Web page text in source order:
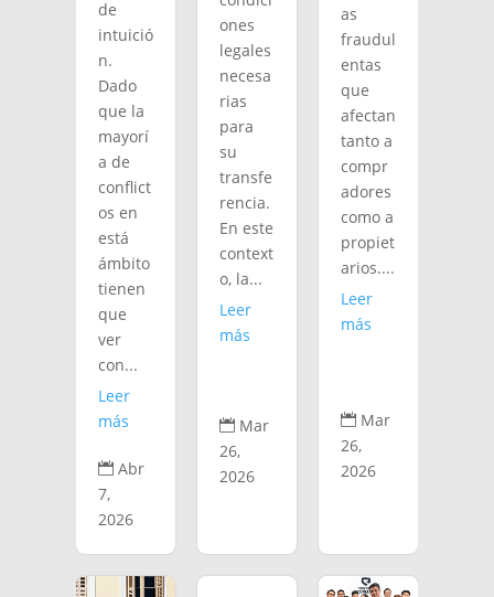
de
intuició
n.
Dado
que la
mayorí
a de
conflict
os en
está
ámbito
tienen
que
ver
con...
Leer
más
 Abr
7,
2026
ones
legales
necesa
rias
para
su
transfe
rencia.
En este
context
o, la...
Leer
más
 Mar
26,
2026
as
fraudul
entas
que
afectan
tanto a
compr
adores
como a
propiet
arios....
Leer
más
 Mar
26,
2026